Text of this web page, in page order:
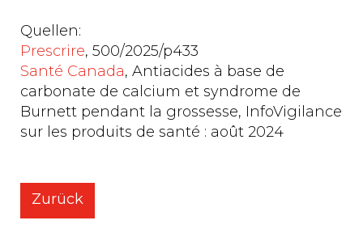
Quellen:
Prescrire, 500/2025/p433
Santé Canada, Antiacides à base de
carbonate de calcium et syndrome de
Burnett pendant la grossesse, InfoVigilance
sur les produits de santé : août 2024
Zurück